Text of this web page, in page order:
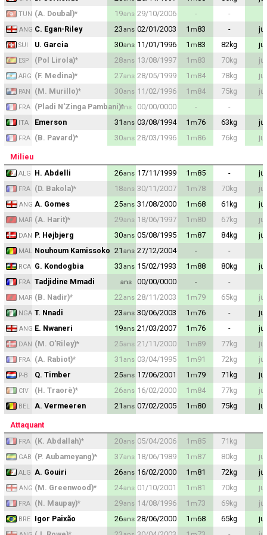
TUN (A. Doubal)* 19ans 29/10/2006 - -
ANG C. Egan-Riley 23ans 02/01/2003 1 m83 -
SUI U. Garcia 30ans 11/01/1996 1 m83 82kg
ESP (Pol Lirola)* 28ans 13/08/1997 1 m83 70kg
ARG (F. Medina)* 27ans 28/05/1999 1 m84 78kg
PAN (M. Murillo)* 30ans 11/02/1996 1 m84 75kg
FRA (Pladi N'Zinga Pambani)*
ans 00/00/0000 - -
ITA Emerson 31 ans 03/08/1994 1 m76 63 kg
FRA (B. Pavard)* 30ans 28/03/1996 1 m86 76kg
Milieu
ALG H. Abdelli 26ans 17/11/1999 1 m85 -
FRA (D. Bakola)* 18ans 30/11/2007 1 m78 70kg
ANG A. Gomes 25ans 31/08/2000 1 m68 61 kg
MAR (A. Harit)* 29ans 18/06/1997 1 m80 67kg
DAN P. Højbjerg 30ans 05/08/1995 1 m87 84kg
MAL Nouhoum Kamissoko 21 ans 27/12/2004 - -
RCA G. Kondogbia 33ans 15/02/1993 1 m88 80kg
FRA Tadjidine Mmadi ans 00/00/0000 - -
MAR (B. Nadir)* 22ans 28/11/2003 1 m79 65kg
NGA T. Nnadi 23ans 30/06/2003 1 m76 -
ANG E. Nwaneri 19ans 21/03/2007 1 m76 -
DAN (M. O'Riley)* 25ans 21/11/2000 1 m89 77kg
FRA (A. Rabiot)* 31 ans 03/04/1995 1 m91 72kg
P-B Q. Timber 25ans 17/06/2001 1 m79 71 kg
CIV (H. Traorè)* 26ans 16/02/2000 1 m84 77kg
BEL A. Vermeeren 21 ans 07/02/2005 1 m80 75kg
Attaquant
FRA (K. Abdallah)* 20ans 05/04/2006 1 m85 71 kg
GAB (P. Aubameyang)* 37ans 18/06/1989 1 m87 80kg
ALG A. Gouiri 26ans 16/02/2000 1 m81 72kg
ANG (M. Greenwood)* 24ans 01/10/2001 1 m81 70kg
FRA (N. Maupay)* 29ans 14/08/1996 1 m73 69kg
BRE Igor Paixão 26ans 28/06/2000 1 m68 65kg
Contact / Signaler un bug
Recrutement Maxifoot
Mentions légales
site web Maxifoot.fr